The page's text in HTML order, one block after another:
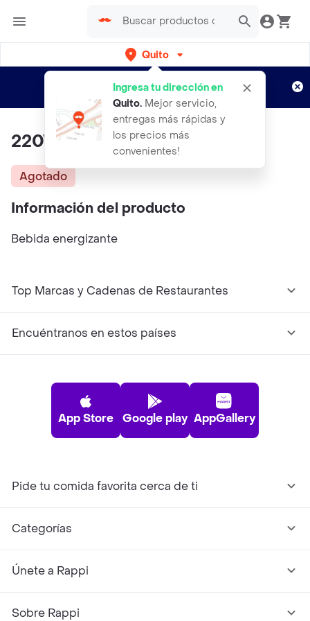
Quito
Ingresa tu dirección en
Quito. Mejor servicio,
entregas más rápidas y
los precios más
convenientes!
envíos gratis por semanas
Aplican TyC
220V 1200Ml
Agotado
Información del producto
Bebida energizante
Top Marcas y Cadenas de Restaurantes
Encuéntranos en estos países
App Store Google play AppGallery
Pide tu comida favorita cerca de ti
Categorías
Únete a Rappi
Sobre Rappi